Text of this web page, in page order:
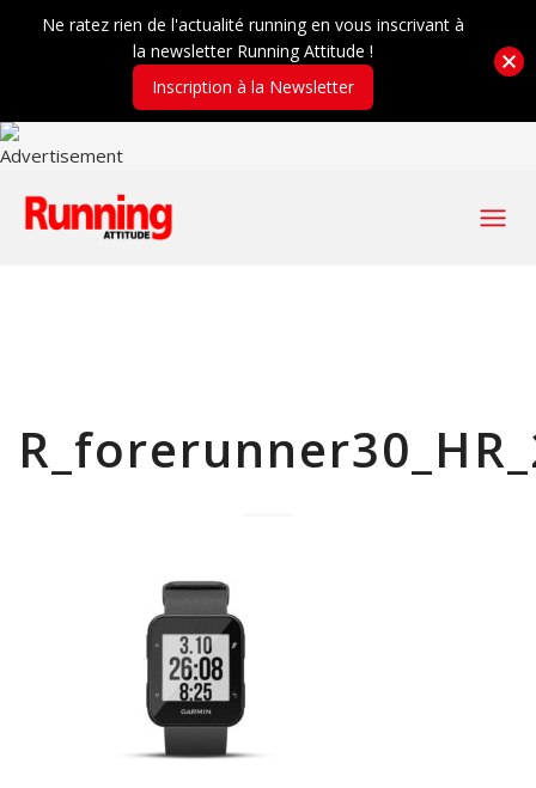
Ne ratez rien de l'actualité running en vous inscrivant à
la newsletter Running Attitude !
Inscription à la Newsletter